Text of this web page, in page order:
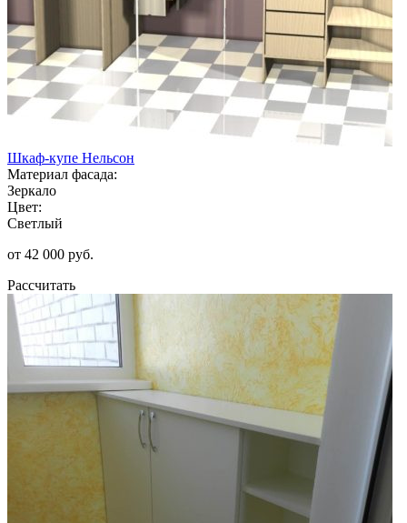
Шкаф-купе Нельсон
Материал фасада:
Зеркало
Цвет:
Светлый
от 42 000 руб.
Рассчитать